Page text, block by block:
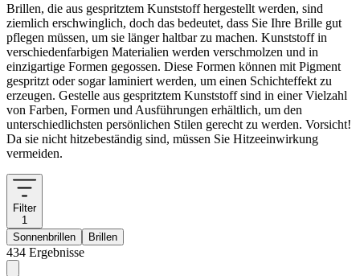
Brillen, die aus gespritztem Kunststoff hergestellt werden, sind
ziemlich erschwinglich, doch das bedeutet, dass Sie Ihre Brille gut
pflegen müssen, um sie länger haltbar zu machen. Kunststoff in
verschiedenfarbigen Materialien werden verschmolzen und in
einzigartige Formen gegossen. Diese Formen können mit Pigment
gespritzt oder sogar laminiert werden, um einen Schichteffekt zu
erzeugen. Gestelle aus gespritztem Kunststoff sind in einer Vielzahl
von Farben, Formen und Ausführungen erhältlich, um den
unterschiedlichsten persönlichen Stilen gerecht zu werden. Vorsicht!
Da sie nicht hitzebeständig sind, müssen Sie Hitzeeinwirkung
vermeiden.
Filter
1
Sonnenbrillen
Brillen
434 Ergebnisse